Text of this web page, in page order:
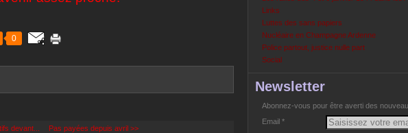
0
devant... Pas payées depuis avril >>
Links
Luttes des sans papiers
Nucléaire en Champagne Ardenne
Police partout, justice nulle part
Social
Newsletter
Abonnez-vous pour être averti des
Email